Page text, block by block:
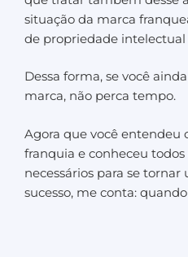
situação da marca
de propriedade
Dessa forma, se você
marca, não perca tempo.
Agora que você entendeu
franquia e conheceu
necessários para se
sucesso, me conta: